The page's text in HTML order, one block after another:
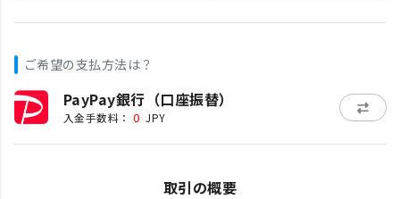
ご希望の支払方法は？
PayPay銀行（口座振替）
入金手数料： 0 JPY
取引の概要